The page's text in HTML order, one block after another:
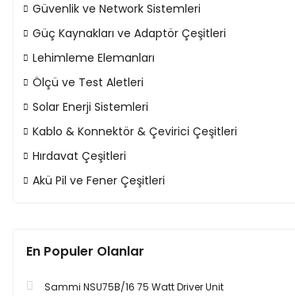
Güvenlik ve Network Sistemleri
Güç Kaynakları ve Adaptör Çeşitleri
Lehimleme Elemanları
Ölçü ve Test Aletleri
Solar Enerji Sistemleri
Kablo & Konnektör & Çevirici Çeşitleri
Hırdavat Çeşitleri
Akü Pil ve Fener Çeşitleri
En Populer Olanlar
Sammi NSU75B/16 75 Watt Driver Unit